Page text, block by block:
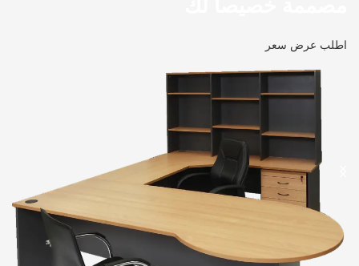
اطلب عرض سعر